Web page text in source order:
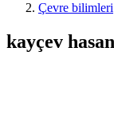
Çevre bilimleri
kayçev